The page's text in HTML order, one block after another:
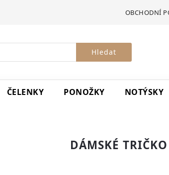
OBCHODNÍ
Hledat
ČELENKY PONOŽKY NOTÝSKY
DÁMSKÉ